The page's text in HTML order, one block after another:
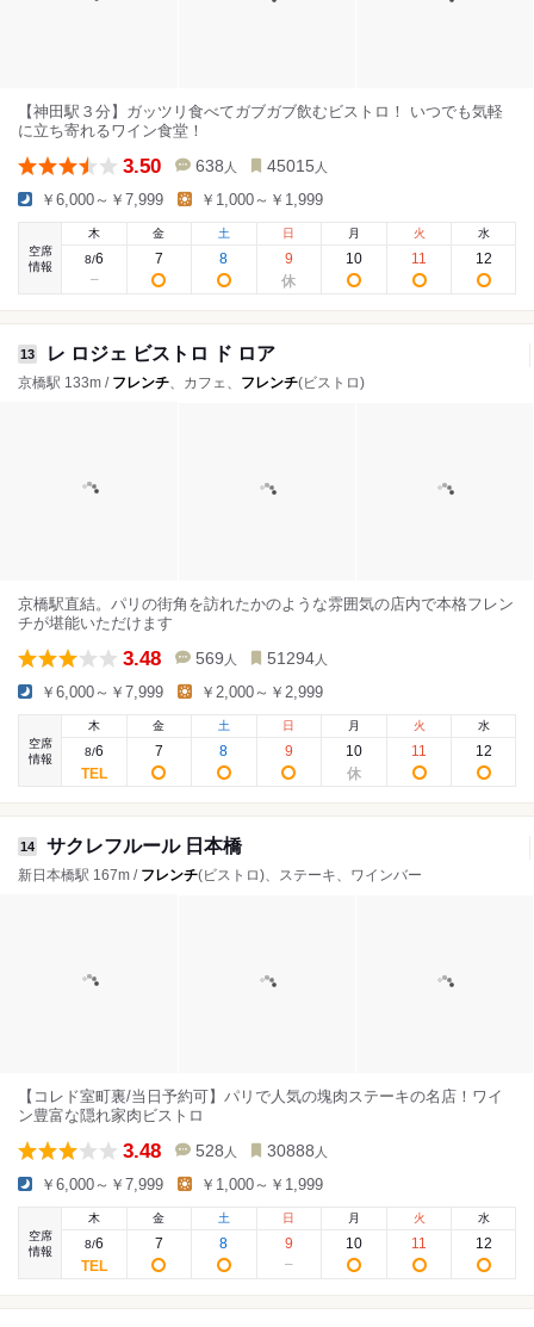
【神田駅３分】ガッツリ食べてガブガブ飲むビストロ！ いつでも気軽
に立ち寄れるワイン食堂！
3.50 638 人 45015 人
￥6,000～￥7,999 ￥1,000～￥1,999
空席
情報
木
8/6
金
7
土
8
日
9
月
10
火
11
水
12
13 レ ロジェ ビストロ ド ロア
京橋駅 133m / フレンチ、カフェ、 フレンチ(ビストロ)
京橋駅直結。パリの街角を訪れたかのような雰囲気の店内で本格フレン
チが堪能いただけます
3.48 569 人 51294 人
￥6,000～￥7,999 ￥2,000～￥2,999
空席
情報
木
8/6
金
7
土
8
日
9
月
10
火
11
水
12
14 サクレフルール 日本橋
新日本橋駅 167m / フレンチ(ビストロ)、ステーキ、ワインバー
【コレド室町裏/当日予約可】パリで人気の塊肉ステーキの名店！ワイ
ン豊富な隠れ家肉ビストロ
3.48 528 人 30888 人
￥6,000～￥7,999 ￥1,000～￥1,999
空席
情報
木
8/6
金
7
土
8
日
9
月
10
火
11
水
12